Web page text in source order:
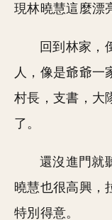
現林曉慧這麼漂
回到林家，
人，像是爺爺一
村長，支書，大
了。
還沒進門就
曉慧也很高興，
特別得意。